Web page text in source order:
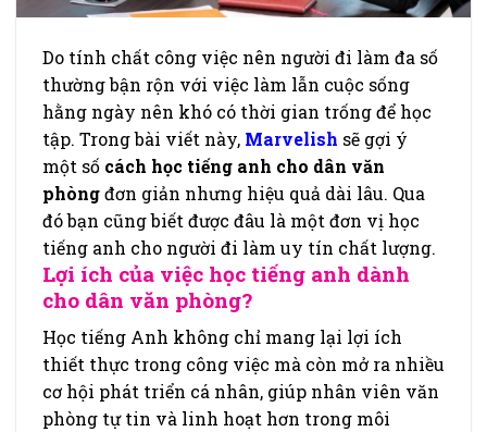
Do tính chất công việc nên người đi làm đa số
thường bận rộn với việc làm lẫn cuộc sống
hằng ngày nên khó có thời gian trống để học
tập. Trong bài viết này, Marvelish sẽ gợi ý
một số cách học tiếng anh cho dân văn
phòngđơn giản nhưng hiệu quả dài lâu. Qua
đó bạn cũng biết được đâu là một đơn vị học
tiếng anh cho người đi làm uy tín chất lượng.
Lợi ích của việc học tiếng anh dành
cho dân văn phòng?
Học tiếng Anh không chỉ mang lại lợi ích
thiết thực trong công việc mà còn mở ra nhiều
cơ hội phát triển cá nhân, giúp nhân viên văn
phòng tự tin và linh hoạt hơn trong môi